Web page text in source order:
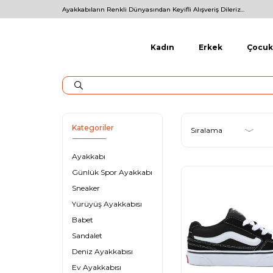
Ayakkabıların Renkli Dünyasından Keyifli Alışveriş Dileriz...
Kadın Erkek Çocuk
Kategoriler
Ayakkabı
Günlük Spor Ayakkabı
Sneaker
Yürüyüş Ayakkabısı
Babet
Sandalet
Deniz Ayakkabısı
Ev Ayakkabısı